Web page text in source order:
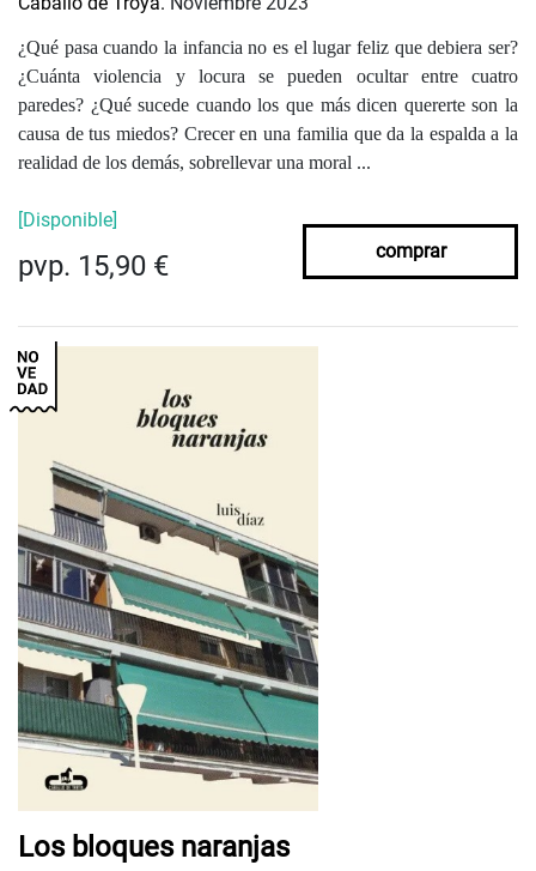
¿Qué pasa cuando la infancia no es el lugar feliz que debiera ser?
¿Cuánta violencia y locura se pueden ocultar entre cuatro
paredes? ¿Qué sucede cuando los que más dicen quererte son la
causa de tus miedos? Crecer en una familia que da la espalda a la
realidad de los demás, sobrellevar una moral ...
[Disponible]
pvp. 15,90 € comprar
Los bloques naranjas